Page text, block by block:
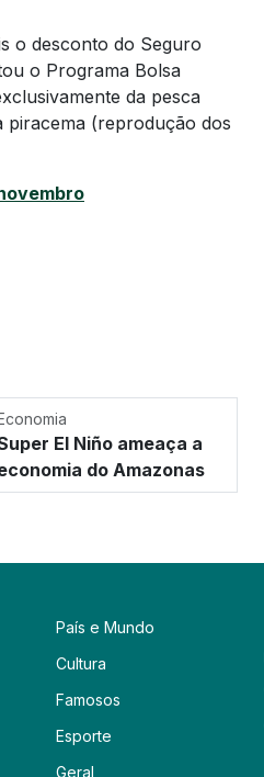
o desconto do Seguro
o Programa Bolsa
da pesca
piracema (reprodução dos
El Niño ameaça a
do Amazonas
País e Mundo
Cultura
Famosos
Esporte
Geral